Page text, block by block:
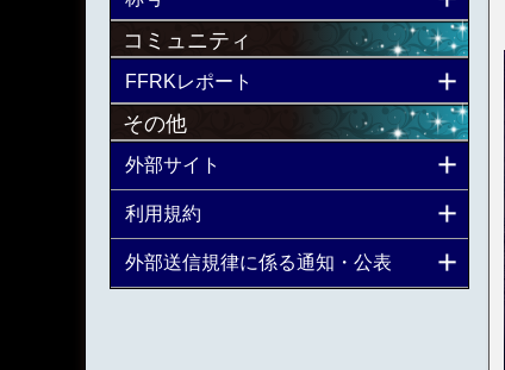
コミュニティ
FFRKレポート
その他
外部サイト
利用規約
外部送信規律に係る通知・公表